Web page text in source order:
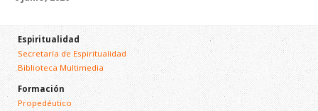
Espiritualidad
Secretaría de Espiritualidad
Biblioteca Multimedia
Formación
Propedéutico